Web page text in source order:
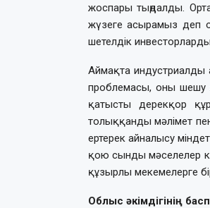
жоспары тыңдалды.
жүзеге асырамыз деп
шетелдік
Аймақта индустриалды
проблемасы, оны шешу
қатысты дерекқор
толыққанды мәлімет
ертерек айналысу
қою сынды мәселелер
құзырлы мекемелерге
Облыс әкімдігінің